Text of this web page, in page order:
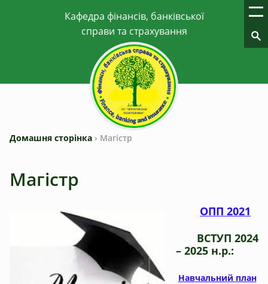
Домашня сторінка › Магістр
Магістр
ОПП 2021
ВСТУП 2024
– 2025 н.р.:
Навчальний план